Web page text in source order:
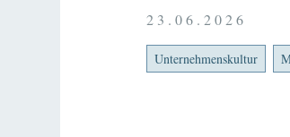
23.06.2026
Unternehmenskultur